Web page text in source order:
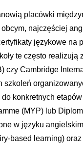
placówki
najczęściej
językowe na
te często
czy Cambridge
szkoleń
konkretnych
(MYP) lub
w języku
based learning)